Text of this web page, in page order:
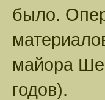
было.
майора
годов).